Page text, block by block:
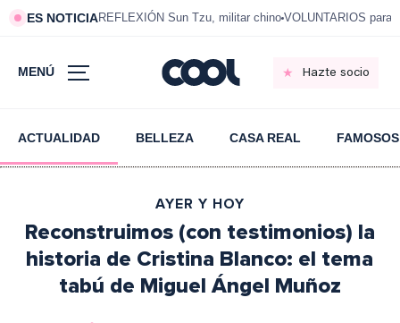
ES NOTICIAREFLEXIÓN Sun Tzu, militar chino VOLUNTARIOS para
MENÚ Hazte socio
ACTUALIDAD BELLEZA CASA REAL FAMOSOS
AYER Y HOY
Reconstruimos (con testimonios) la
historia de Cristina Blanco: el tema
tabú de Miguel Ángel Muñoz